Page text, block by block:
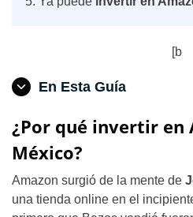
[b
En Esta Guía
¿Por qué invertir en
México?
Amazon surgió de la mente de
una tienda online en el